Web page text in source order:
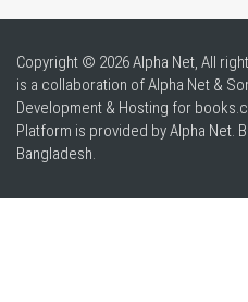
Copyright © 2026 Alpha Net, All
is a collaboration of Alpha Net &
Development & Hosting for
Platform is provided by Alpha Net.
Bangladesh.